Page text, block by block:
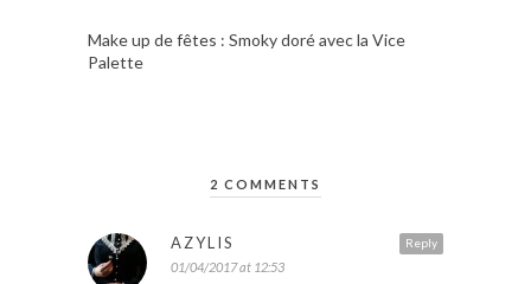
Make up de fêtes : Smoky doré avec la Vice
Palette
2 COMMENTS
Reply
AZYLIS
01/04/2017 at 12:53